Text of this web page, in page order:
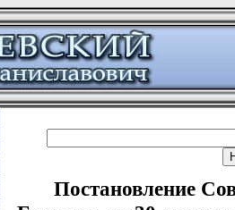
Постановление